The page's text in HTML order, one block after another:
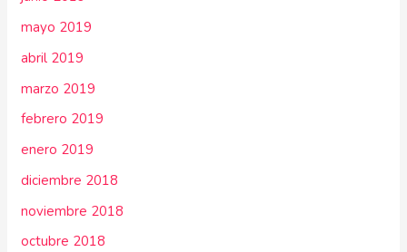
mayo 2019
abril 2019
marzo 2019
febrero 2019
enero 2019
diciembre 2018
noviembre 2018
octubre 2018